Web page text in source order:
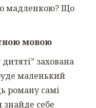
мадленкою? Що
мовою
захована
маленький
роману самі
себе